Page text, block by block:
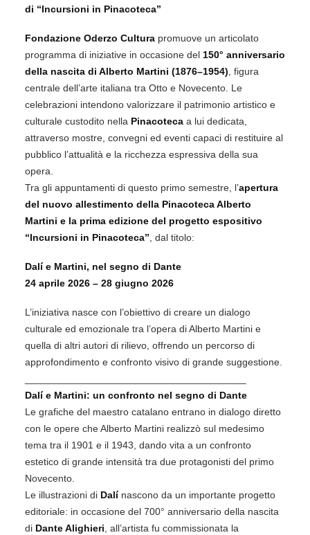
di “Incursioni in Pinacoteca”
Fondazione Oderzo Cultura promuove un articolato
programma di iniziative in occasione del 150° anniversario
della nascita di Alberto Martini (1876–1954) , figura
centrale dell’arte italiana tra Otto e Novecento. Le
celebrazioni intendono valorizzare il patrimonio artistico e
culturale custodito nella Pinacoteca a lui dedicata,
attraverso mostre, convegni ed eventi capaci di restituire al
pubblico l’attualità e la ricchezza espressiva della sua
opera.
Tra gli appuntamenti di questo primo semestre, l’apertura
del nuovo allestimento della Pinacoteca Alberto
Martini e la prima edizione del progetto espositivo
“Incursioni in Pinacoteca” , dal titolo:
Dalí e Martini, nel segno di Dante
24 aprile 2026 – 28 giugno 2026
L’iniziativa nasce con l’obiettivo di creare un dialogo
culturale ed emozionale tra l’opera di Alberto Martini e
quella di altri autori di rilievo, offrendo un percorso di
approfondimento e confronto visivo di grande suggestione.
Dalí e Martini: un confronto nel segno di Dante
Le grafiche del maestro catalano entrano in dialogo diretto
con le opere che Alberto Martini realizzò sul medesimo
tema tra il 1901 e il 1943, dando vita a un confronto
estetico di grande intensità tra due protagonisti del primo
Novecento.
Le illustrazioni di Dalínascono da un importante progetto
editoriale: in occasione del 700° anniversario della nascita
di Dante Alighieri , all’artista fu commissionata la